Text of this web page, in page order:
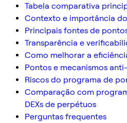
Tabela comparativa
Contexto e importância
Principais fontes de
Transparência e
Como melhorar a
Pontos e mecanismos
Riscos do programa de
Comparação com
DEXs de perpétuos
Perguntas frequentes